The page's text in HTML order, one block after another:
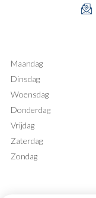
Maandag
Dinsdag
Woensdag
Donderdag
Vrijdag
Zaterdag
Zondag